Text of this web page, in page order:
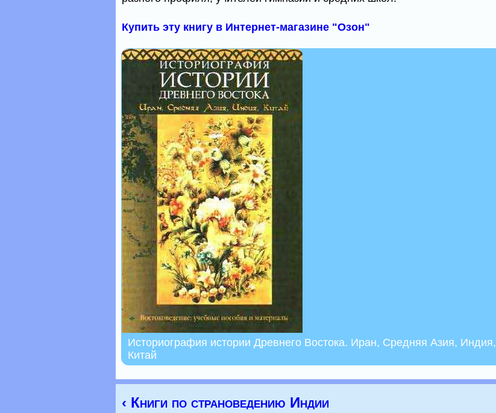
Купить эту книгу в Интернет-магазине "Озон"
Историография истории Древнего Востока. Иран, Средняя Азия, Индия,
Китай
‹ Книги по страноведению Индии